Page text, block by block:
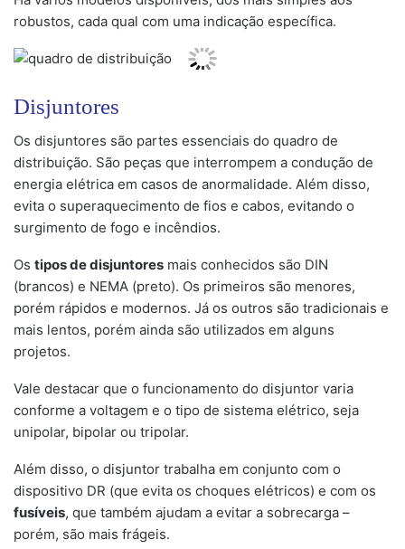
robustos, cada qual com uma indicação específica.
Disjuntores
Os disjuntores são partes essenciais do quadro de
distribuição. São peças que interrompem a condução de
energia elétrica em casos de anormalidade. Além disso,
evita o superaquecimento de fios e cabos, evitando o
surgimento de fogo e incêndios.
Os tipos de disjuntores mais conhecidos são DIN
(brancos) e NEMA (preto). Os primeiros são menores,
porém rápidos e modernos. Já os outros são tradicionais e
mais lentos, porém ainda são utilizados em alguns
projetos.
Vale destacar que o funcionamento do disjuntor varia
conforme a voltagem e o tipo de sistema elétrico, seja
unipolar, bipolar ou tripolar.
Além disso, o disjuntor trabalha em conjunto com o
dispositivo DR (que evita os choques elétricos) e com os
fusíveis, que também ajudam a evitar a sobrecarga –
porém, são mais frágeis.